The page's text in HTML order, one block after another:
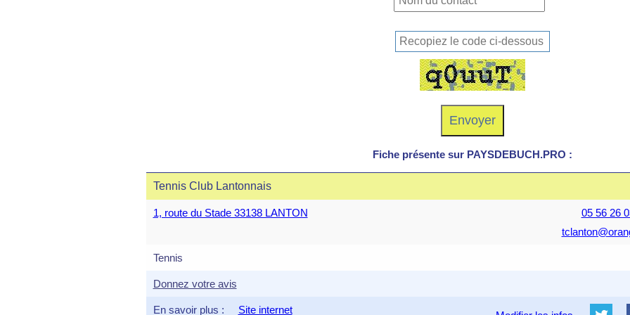
Fiche présente sur PAYSDEBUCH.PRO :
Tennis Club Lantonnais
1, route du Stade 33138 LANTON
05 56 26
Tennis
Donnez votre avis
En savoir plus : Site internet